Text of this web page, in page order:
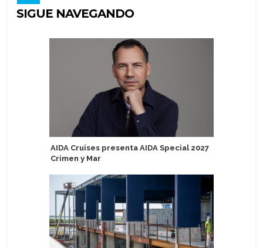
SIGUE NAVEGANDO
AIDA Cruises presenta AIDA Special 2027
Crimen y Mar